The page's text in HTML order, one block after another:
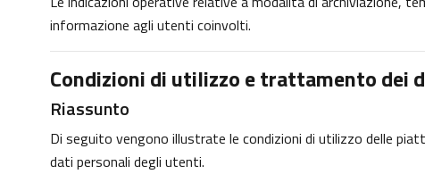
informazione agli utenti coinvolti.
Condizioni di utilizzo e trattamento dei
Riassunto
Di seguito vengono illustrate le condizioni di utilizzo delle
dati personali degli utenti.